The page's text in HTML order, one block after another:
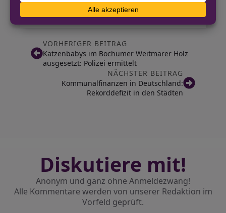
Quelle:Rheinische Post
VORHERIGER BEITRAG
Katzenbabys im Bochumer Weitmarer Holz
ausgesetzt: Polizei ermittelt
NÄCHSTER BEITRAG
Kommunalfinanzen in Deutschland:
Rekorddefizit in den Städten
Diskutiere mit!
Anonym und ganz ohne Anmeldezwang!
Alle Kommentare werden von unserer Redaktion im
Vorfeld geprüft.